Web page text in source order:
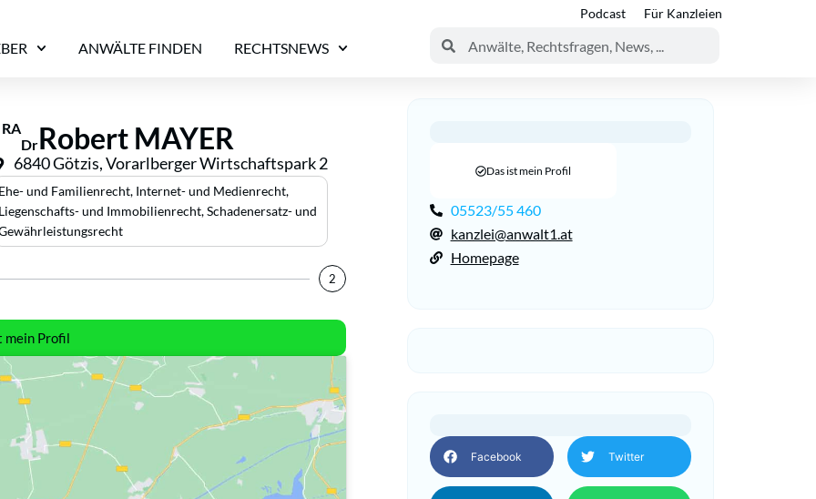
Podcast Für Kanzleien
ANWÄLTE FINDEN RECHTSNEWS
RA
DrRobert MAYER
6840 Götzis, Vorarlberger Wirtschaftspark 2
Ehe- und Familienrecht, Internet- und Medienrecht,
Liegenschafts- und Immobilienrecht,Schadenersatz- und
2
mein Profil
Das ist mein Profil
05523/55 460
kanzlei@anwalt1.at
Homepage
Facebook Twitter